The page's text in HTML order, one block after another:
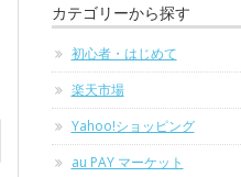
カテゴリーから探す
初心者・はじめて
楽天市場
Yahoo!ショッピング
au PAY マーケット